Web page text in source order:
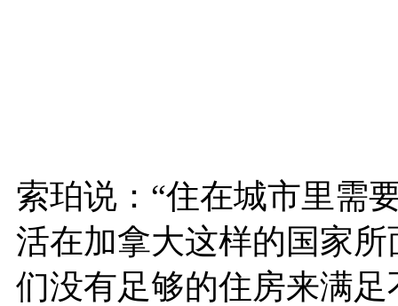
索珀说：“住在城市里需
活在加拿大这样的国家
们没有足够的住房来满